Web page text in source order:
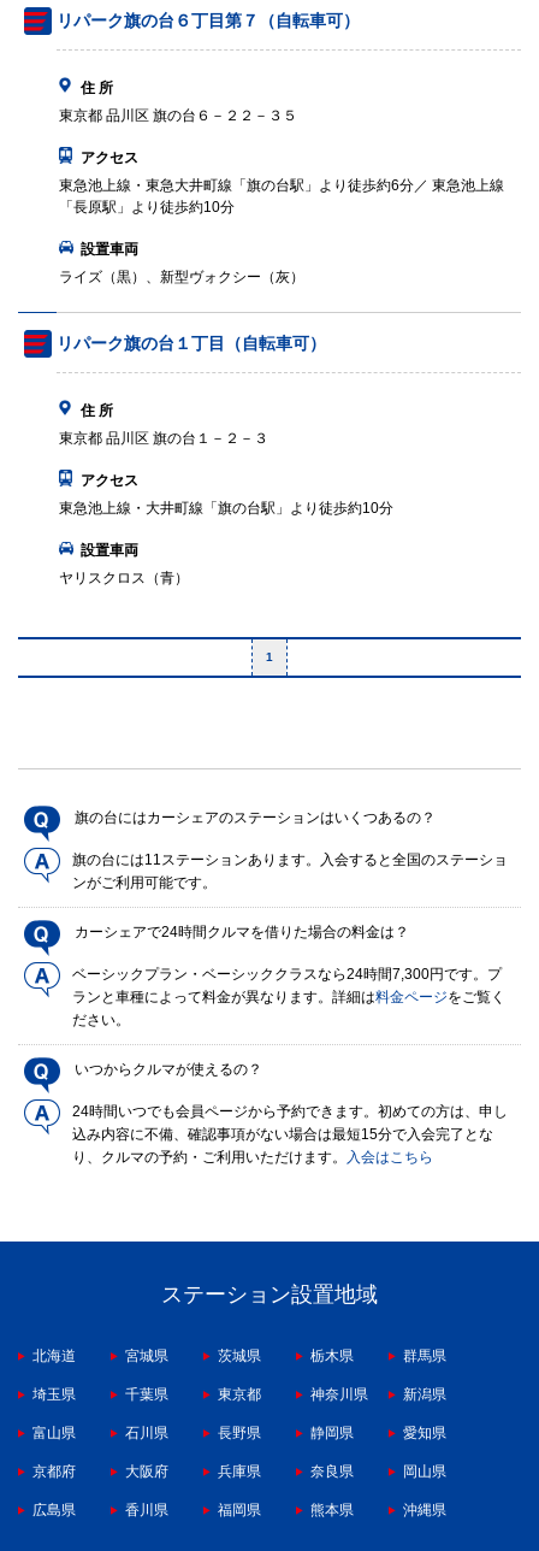
リパーク旗の台６丁目第７（自転車可）
住 所
東京都 品川区 旗の台６－２２－３５
アクセス
東急池上線・東急大井町線「旗の台駅」より徒歩約6分／ 東急池上線
「長原駅」より徒歩約10分
設置車両
ライズ（黒）、新型ヴォクシー（灰）
リパーク旗の台１丁目（自転車可）
住 所
東京都 品川区 旗の台１－２－３
アクセス
東急池上線・大井町線「旗の台駅」より徒歩約10分
設置車両
ヤリスクロス（青）
1
旗の台にはカーシェアのステーションはいくつあるの？
旗の台には11ステーションあります。入会すると全国のステーショ
ンがご利用可能です。
カーシェアで24時間クルマを借りた場合の料金は？
ベーシックプラン・ベーシッククラスなら24時間7,300円です。プ
ランと車種によって料金が異なります。詳細は料金ページをご覧く
ださい。
いつからクルマが使えるの？
24時間いつでも会員ページから予約できます。初めての方は、申し
込み内容に不備、確認事項がない場合は最短15分で入会完了とな
り、クルマの予約・ご利用いただけます。
入会はこちら
ステーション設置地域
北海道 宮城県 茨城県 栃木県 群馬県
埼玉県 千葉県 東京都 神奈川県 新潟県
富山県 石川県 長野県 静岡県 愛知県
京都府 大阪府 兵庫県 奈良県 岡山県
広島県 香川県 福岡県 熊本県 沖縄県